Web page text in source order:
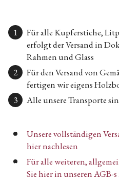
Für alle Kupferstiche,
erfolgt der Versand in
Rahmen und Glass
Für den Versand von
fertigen wir eigens
Alle unsere Transporte
Unsere vollständigen
hier nachlesen
Für alle weiteren,
Sie hier in unseren AGB-s